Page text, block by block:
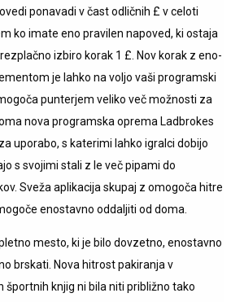
ponavadi v čast odličnih £ v celoti
ko imate eno pravilen napoved, ki ostaja
izbiro korak 1 £. Nov korak z eno-
je lahko na voljo vaši programski
punterjem veliko več možnosti za
nova programska oprema Ladbrokes
uporabo, s katerimi lahko igralci dobijo
s svojimi stali z le več pipami do
Sveža aplikacija skupaj z omogoča hitre
enostavno oddaljiti od doma.
mesto, ki je bilo dovzetno, enostavno
brskati. Nova hitrost pakiranja v
športnih knjig ni bila niti približno tako